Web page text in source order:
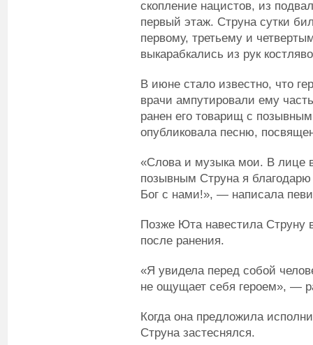
скопление нацистов, из
первый этаж. Струна сутки
первому, третьему и
выкарабкались из рук
В июне стало известно, что
врачи ампутировали ему
ранен его товарищ с
опубликовала песню,
«Слова и музыка мои. В лице
позывным Струна я
Бог с нами!», — написала
Позже Юта навестила Струну
после ранения.
«Я увидела перед собой
не ощущает себя героем», —
Когда она предложила
Струна застеснялся.